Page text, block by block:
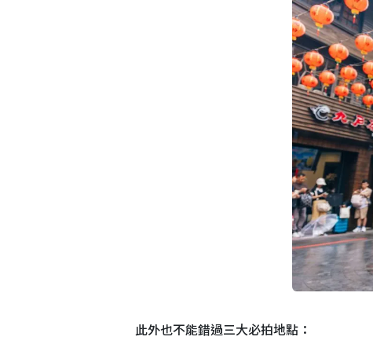
此外也不能錯過三大必拍地點：